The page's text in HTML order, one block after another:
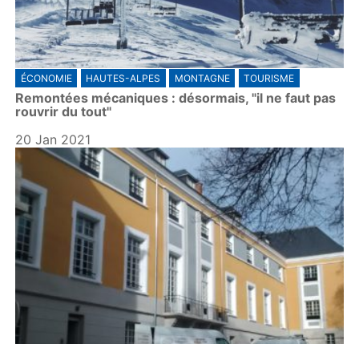
ÉCONOMIE HAUTES-ALPES MONTAGNE TOURISME
Remontées mécaniques : désormais, "il ne faut pas
rouvrir du tout"
20 Jan 2021